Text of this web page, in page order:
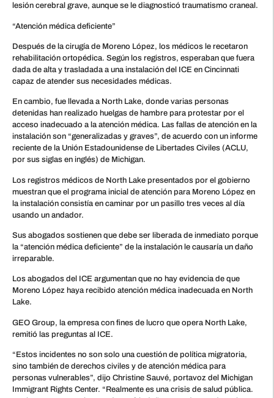
lesión cerebral grave, aunque se le diagnosticó traumatismo craneal.
“Atención médica deficiente”
Después de la cirugía de Moreno López, los médicos le recetaron
rehabilitación ortopédica. Según los registros, esperaban que fuera
dada de alta y trasladada a una instalación del ICE en Cincinnati
capaz de atender sus necesidades médicas.
En cambio, fue llevada a North Lake, donde varias personas
detenidas han realizado huelgas de hambre para protestar por el
acceso inadecuado a la atención médica. Las fallas de atención en la
instalación son “generalizadas y graves”, de acuerdo con un informe
reciente de la Unión Estadounidense de Libertades Civiles (ACLU,
por sus siglas en inglés) de Michigan.
Los registros médicos de North Lake presentados por el gobierno
muestran que el programa inicial de atención para Moreno López en
la instalación consistía en caminar por un pasillo tres veces al día
usando un andador.
Sus abogados sostienen que debe ser liberada de inmediato porque
la “atención médica deficiente” de la instalación le causaría un daño
irreparable.
Los abogados del ICE argumentan que no hay evidencia de que
Moreno López haya recibido atención médica inadecuada en North
Lake.
GEO Group, la empresa con fines de lucro que opera North Lake,
remitió las preguntas al ICE.
“Estos incidentes no son solo una cuestión de política migratoria,
sino también de derechos civiles y de atención médica para
personas vulnerables”, dijo Christine Sauvé, portavoz del Michigan
Immigrant Rights Center. “Realmente es una crisis de salud pública.